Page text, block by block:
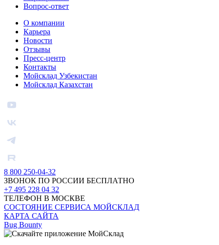
Вопрос-ответ
О компании
Карьера
Новости
Отзывы
Пресс-центр
Контакты
Мойсклад Узбекистан
Мойсклад Казахстан
8 800 250-04-32
ЗВОНОК ПО РОССИИ БЕСПЛАТНО
+7 495 228 04 32
ТЕЛЕФОН В МОСКВЕ
СОСТОЯНИЕ СЕРВИСА МОЙСКЛАД
КАРТА САЙТА
Bug Bounty